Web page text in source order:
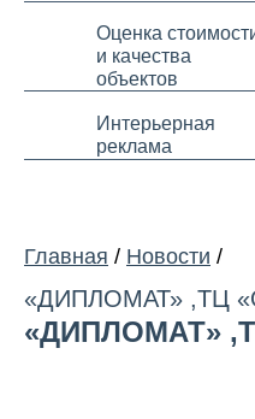
Оценка
и качества
объектов
Интерьерная
реклама
Главная / Новости /
«ДИПЛОМАТ» ,ТЦ
«ДИПЛОМАТ»